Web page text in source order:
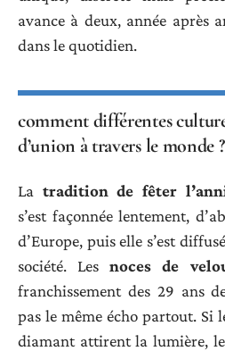
avance à deux, année après
dans le quotidien.
comment différentes
d’union à travers le monde ?
La tradition de fêter
s’est façonnée lentement,
d’Europe, puis elle s’est
société. Lesnoces de
franchissement des 29 ans
pas le même écho partout. Si
diamant attirent la lumière,